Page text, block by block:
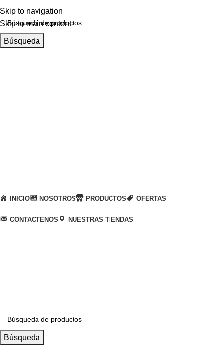
Skip to navigation
Skip to main content
Búsqueda
INICIO NOSOTROS PRODUCTOS OFERTAS
CONTACTENOS NUESTRAS TIENDAS
Búsqueda